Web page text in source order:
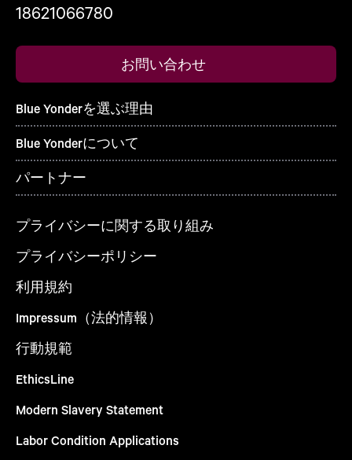
18621066780
お問い合わせ
Blue Yonderを選ぶ理由
Blue Yonderについて
パートナー
プライバシーに関する取り組み
プライバシーポリシー
利用規約
Impressum（法的情報）
行動規範
EthicsLine
Modern Slavery Statement
Labor Condition Applications